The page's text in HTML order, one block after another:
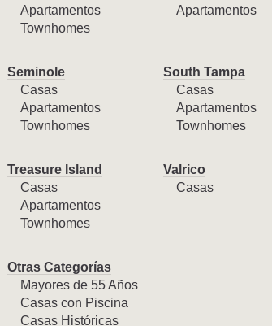
Apartamentos
Townhomes
Apartamentos
Seminole
Casas
Apartamentos
Townhomes
South Tampa
Casas
Apartamentos
Townhomes
Treasure Island
Casas
Apartamentos
Townhomes
Valrico
Casas
Otras Categorías
Mayores de 55 Años
Casas con Piscina
Casas Históricas